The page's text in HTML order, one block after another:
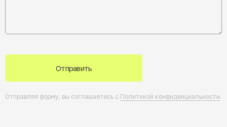
Отправить
Отправляя форму, вы соглашаетесь с Политикой конфиденциальности.